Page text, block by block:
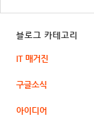
블로그 카테고리
IT 매거진
구글소식
아이디어